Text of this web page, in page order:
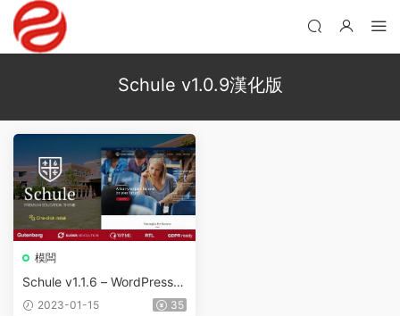
Schule v1.0.9漢化版
模闆
Schule v1.1.6 – WordPress學
校和教育
2023-01-15 35